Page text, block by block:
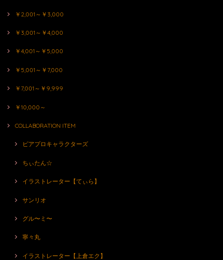
￥2,001～￥3,000
￥3,001～￥4,000
￥4,001～￥5,000
￥5,001～￥7,000
￥7,001～￥9,999
￥10,000～
COLLABORATION ITEM
ピアプロキャラクターズ
ちぃたん☆
イラストレーター【てぃら】
サンリオ
グル〜ミ〜
寧々丸
イラストレーター【上倉エク】